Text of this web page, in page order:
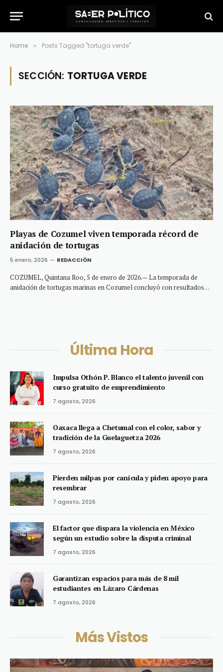
Home » Posts Tagged "tortuga verde"
SECCIÓN: TORTUGA VERDE
Playas de Cozumel viven temporada récord de
anidación de tortugas
5 enero, 2026 REDACCIÓN
COZUMEL, Quintana Roo, 5 de enero de 2026.— La temporada de
anidación de tortugas marinas en Cozumel concluyó con resultados…
Última Hora
Impulsa Othón P. Blanco el talento juvenil con
curso gratuito de emprendimiento
7 agosto, 2026
Oaxaca llega a Chetumal con el color, sabor y
tradición de la Guelaguetza 2026
7 agosto, 2026
Pierden milpas por canícula y piden apoyo para
resembrar
7 agosto, 2026
El factor que dispara la violencia en México
según un estudio sobre la disputa criminal
7 agosto, 2026
Garantizan espacios para más de 8 mil
estudiantes en Lázaro Cárdenas
7 agosto, 2026
Más Vistos